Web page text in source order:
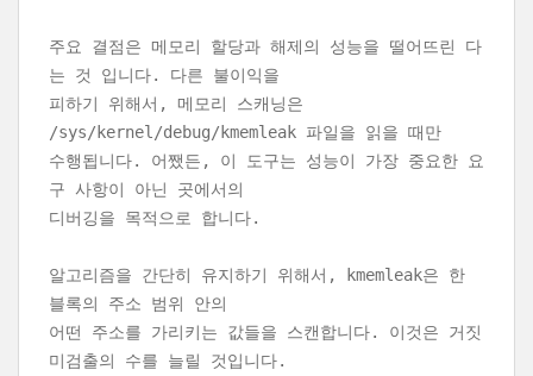
주요 결점은 메모리 할당과 해제의 성능을 떨어뜨린 다
는 것 입니다. 다른 불이익을
피하기 위해서, 메모리 스캐닝은
/sys/kernel/debug/kmemleak 파일을 읽을 때만
수행됩니다. 어쨌든, 이 도구는 성능이 가장 중요한 요
구 사항이 아닌 곳에서의
디버깅을 목적으로 합니다.
알고리즘을 간단히 유지하기 위해서, kmemleak은 한
블록의 주소 범위 안의
어떤 주소를 가리키는 값들을 스캔합니다. 이것은 거짓
미검출의 수를 늘릴 것입니다.